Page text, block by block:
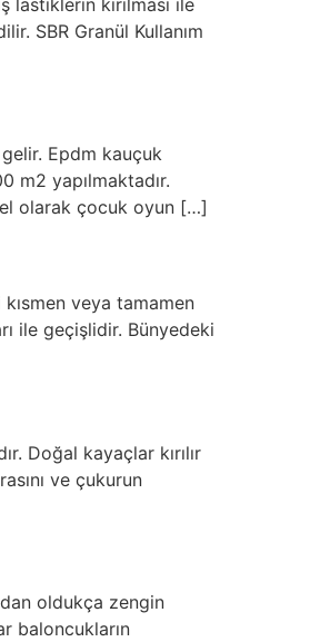
SBR Granül Kullanım
Epdm kauçuk
m2 yapılmaktadır.
olarak çocuk oyun […]
veya tamamen
ile geçişlidir. Bünyedeki
Doğal kayaçlar kırılır
ve çukurun
oldukça zengin
baloncukların